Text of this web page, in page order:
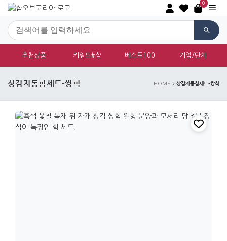
0
추천상품 키워드#샵 베스트100 기업/단체
상감자동함세트-쌍학 HOME 상감자동함세트-쌍학